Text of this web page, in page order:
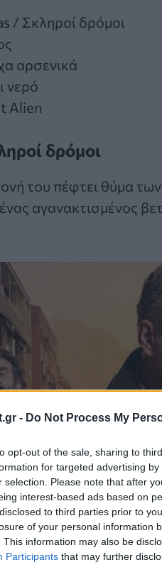
- Do Not Process My
opt-out of the sale, sharing to
for targeted advertising
selection. Please note that after
interest-based ads based on
to third parties prior to
of your personal information
This information may also be
Participants that may further
/ Σκληροί δρόμοι
αρσενικά
νερό
Alien
δρόμοι
του πέφτει θύμα
ένας αγανακτισμένος